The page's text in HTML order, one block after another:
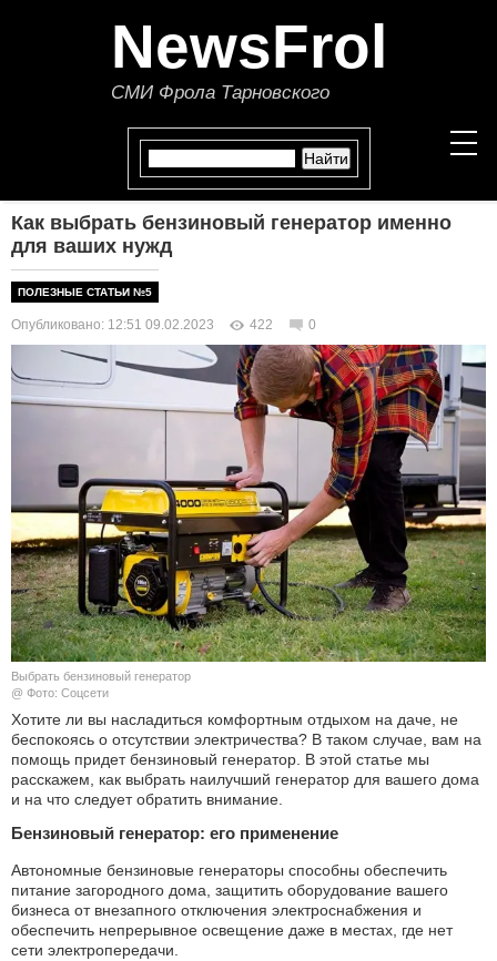
NewsFrol
СМИ Фрола Тарновского
ПОЛИТИКА
ЭКОНОМИКА
В МИРЕ
ОБЩЕСТВО
КУЛЬТУРА
НАУКА
СПОРТ
АВТО И МОТО
ЭГОИЗМ
БЛОГ
Как выбрать бензиновый генератор именно
для ваших нужд
ПОЛЕЗНЫЕ СТАТЬИ №5
Опубликовано: 12:51 09.02.2023 422 0
Выбрать бензиновый генератор
@ Фото: Соцсети
Хотите ли вы насладиться комфортным отдыхом на даче, не
беспокоясь о отсутствии электричества? В таком случае, вам на
помощь придет бензиновый генератор. В этой статье мы
расскажем, как выбрать наилучший генератор для вашего дома
и на что следует обратить внимание.
Бензиновый генератор: его применение
Автономные бензиновые генераторы способны обеспечить
питание загородного дома, защитить оборудование вашего
бизнеса от внезапного отключения электроснабжения и
обеспечить непрерывное освещение даже в местах, где нет
сети электропередачи.